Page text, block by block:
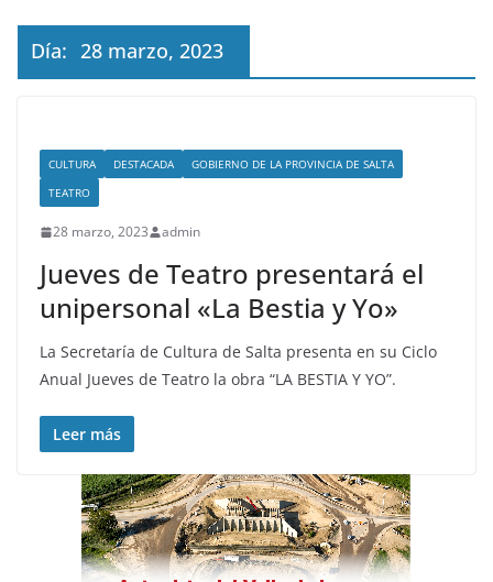
Día: 28 marzo, 2023
CULTURA DESTACADA
GOBIERNO DE LA PROVINCIA DE SALTA
TEATRO
28 marzo, 2023 admin
Jueves de Teatro presentará el
unipersonal «La Bestia y Yo»
La Secretaría de Cultura de Salta presenta en su Ciclo
Anual Jueves de Teatro la obra “LA BESTIA Y YO”.
Leer más